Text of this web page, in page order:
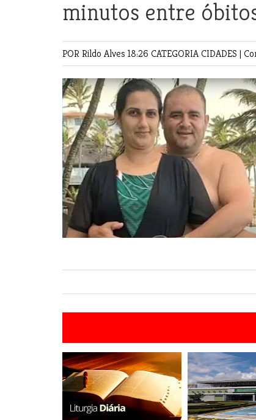
minutos entre
POR Rildo Alves 18:26 CATEGORIACIDADES |